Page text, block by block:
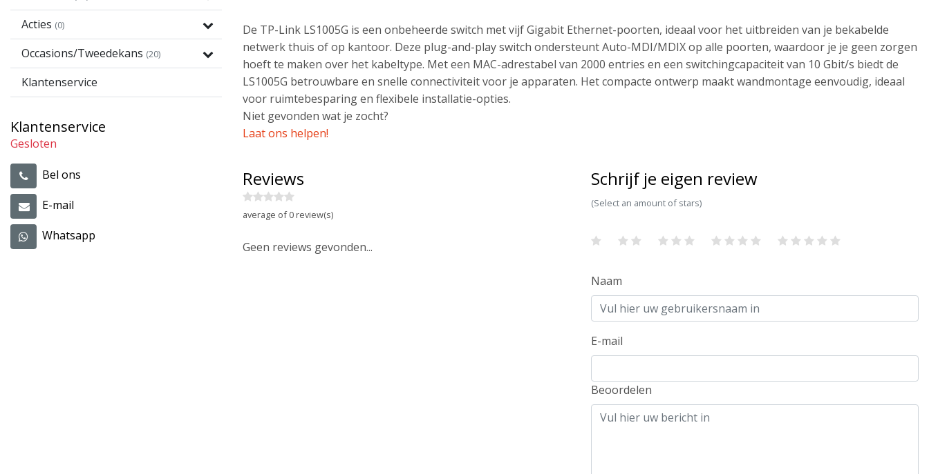
Acties (0)
Occasions/Tweedekans (20)
Klantenservice
Klantenservice
Gesloten
Bel ons
E-mail
Whatsapp
De TP-Link LS1005G is een onbeheerde switch met vijf Gigabit Ethernet-poorten, ideaal voor het uitbreiden van je bekabelde
netwerk thuis of op kantoor. Deze plug-and-play switch ondersteunt Auto-MDI/MDIX op alle poorten, waardoor je je geen zorgen
hoeft te maken over het kabeltype. Met een MAC-adrestabel van 2000 entries en een switchingcapaciteit van 10 Gbit/s biedt de
LS1005G betrouwbare en snelle connectiviteit voor je apparaten. Het compacte ontwerp maakt wandmontage eenvoudig, ideaal
voor ruimtebesparing en flexibele installatie-opties.
Niet gevonden wat je zocht?
Laat ons helpen!
Reviews
average of 0 review(s)
Geen reviews gevonden...
Schrijf je eigen review
(Select an amount of stars)
Naam
E-mail
Beoordelen